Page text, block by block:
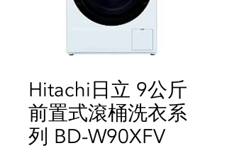
Hitachi日立 9公斤
前置式滾桶洗衣系
列 BD-W90XFV